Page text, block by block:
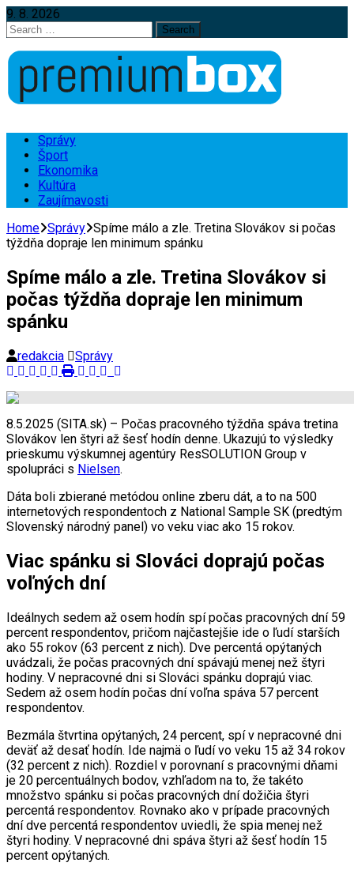
9. 8. 2026
Search
for:
Správy
Šport
Ekonomika
Kultúra
Zaujímavosti
Home Správy Spíme málo a zle. Tretina Slovákov si počas
týždňa dopraje len minimum spánku
Spíme málo a zle. Tretina Slovákov si
počas týždňa dopraje len minimum
spánku
redakcia Správy
8.5.2025 (SITA.sk) – Počas pracovného týždňa spáva tretina
Slovákov len štyri až šesť hodín denne. Ukazujú to výsledky
prieskumu výskumnej agentúry ResSOLUTION Group v
spolupráci s Nielsen.
Dáta boli zbierané metódou online zberu dát, a to na 500
internetových respondentoch z National Sample SK (predtým
Slovenský národný panel) vo veku viac ako 15 rokov.
Viac spánku si Slováci doprajú počas
voľných dní
Ideálnych sedem až osem hodín spí počas pracovných dní 59
percent respondentov, pričom najčastejšie ide o ľudí starších
ako 55 rokov (63 percent z nich). Dve percentá opýtaných
uvádzali, že počas pracovných dní spávajú menej než štyri
hodiny. V nepracovné dni si Slováci spánku doprajú viac.
Sedem až osem hodín počas dní voľna spáva 57 percent
respondentov.
Bezmála štvrtina opýtaných, 24 percent, spí v nepracovné dni
deväť až desať hodín. Ide najmä o ľudí vo veku 15 až 34 rokov
(32 percent z nich). Rozdiel v porovnaní s pracovnými dňami
je 20 percentuálnych bodov, vzhľadom na to, že takéto
množstvo spánku si počas pracovných dní dožičia štyri
percentá respondentov. Rovnako ako v prípade pracovných
dní dve percentá respondentov uviedli, že spia menej než
štyri hodiny. V nepracovné dni spáva štyri až šesť hodín 15
percent opýtaných.